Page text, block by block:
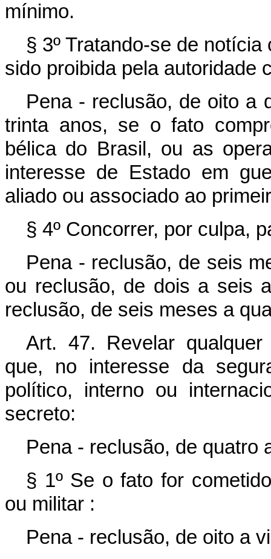
mínimo.
§ 3º Tratando-se de
sido proibida pela autoridade
Pena - reclusão, de oito a
trinta anos, se o fato
bélica do Brasil, ou as
interesse de Estado em
aliado ou associado ao
§ 4º Concorrer, por culpa,
Pena - reclusão, de seis
ou reclusão, de dois a seis
reclusão, de seis meses a
Art. 47. Revelar
que, no interesse da
político, interno ou
secreto:
Pena - reclusão, de quatro
§ 1º Se o fato for
ou militar :
Pena - reclusão, de oito a